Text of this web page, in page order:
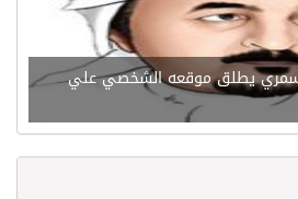
يطلق موقعه الشخصي علي